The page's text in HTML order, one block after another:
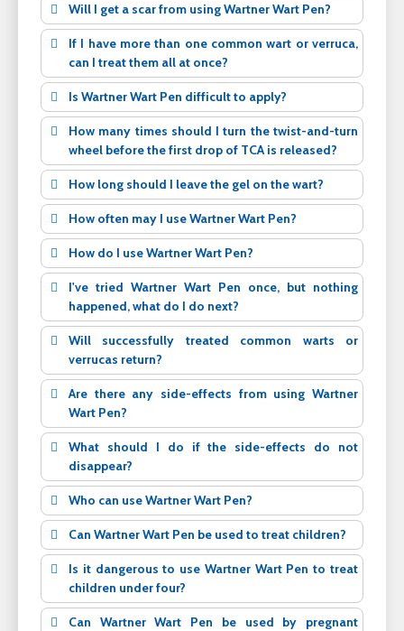
Will I get a scar from using Wartner Wart Pen?
If I have more than one common wart or verruca,
can I treat them all at once?
Is Wartner Wart Pen difficult to apply?
How many times should I turn the twist-and-turn
wheel before the first drop of TCA is released?
How long should I leave the gel on the wart?
How often may I use Wartner Wart Pen?
How do I use Wartner Wart Pen?
I've tried Wartner Wart Pen once, but nothing
happened, what do I do next?
Will successfully treated common warts or
verrucas return?
Are there any side-effects from using Wartner
Wart Pen?
What should I do if the side-effects do not
disappear?
Who can use Wartner Wart Pen?
Can Wartner Wart Pen be used to treat children?
Is it dangerous to use Wartner Wart Pen to treat
children under four?
Can Wartner Wart Pen be used by pregnant